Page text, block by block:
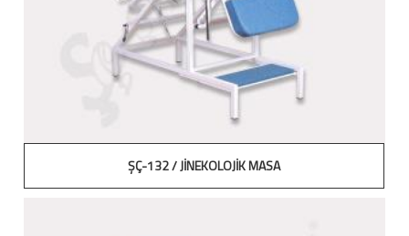
ŞÇ-132 / JİNEKOLOJİK MASA